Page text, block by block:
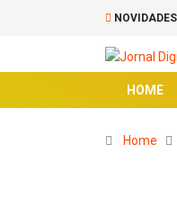
NOVIDADES
HOME
Home